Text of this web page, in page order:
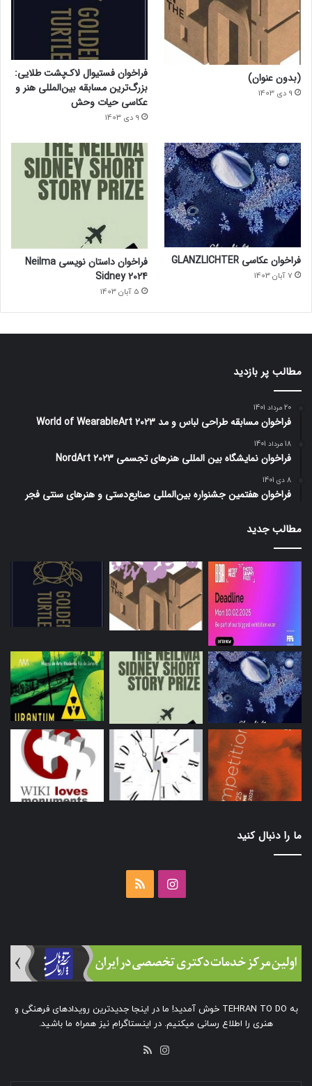
(بدون عنوان)
9 دی 1403
فراخوان فستیوال لاک‌پشت طلایی:
بزرگ‌ترین مسابقه بین‌المللی هنر و
عکاسی حیات وحش
9 دی 1403
فراخوان عکاسی GLANZLICHTER
7 آبان 1403
فراخوان داستان نویسی Neilma
Sidney 2024
5 آبان 1403
مطالب پر بازدید
20 مرداد 1401
فراخوان مسابقه طراحی لباس و مد World of WearableArt 2023
18 مرداد 1401
فراخوان نمایشگاه بین المللی هنرهای تجسمی NordArt 2023
8 دی 1401
فراخوان هفتمین جشنواره بین‌المللی صنایع‌دستی و هنرهای سنتی فجر
مطالب جدید
ما را دنبال کنید
اینستاگرام
به TEHRAN TO DO خوش آمدید! ما در اینجا جدیدترین رویدادهای فرهنگی و
هنری را اطلاع رسانی میکنیم. در اینستاگرام نیز همراه ما باشید.
اینستاگرام